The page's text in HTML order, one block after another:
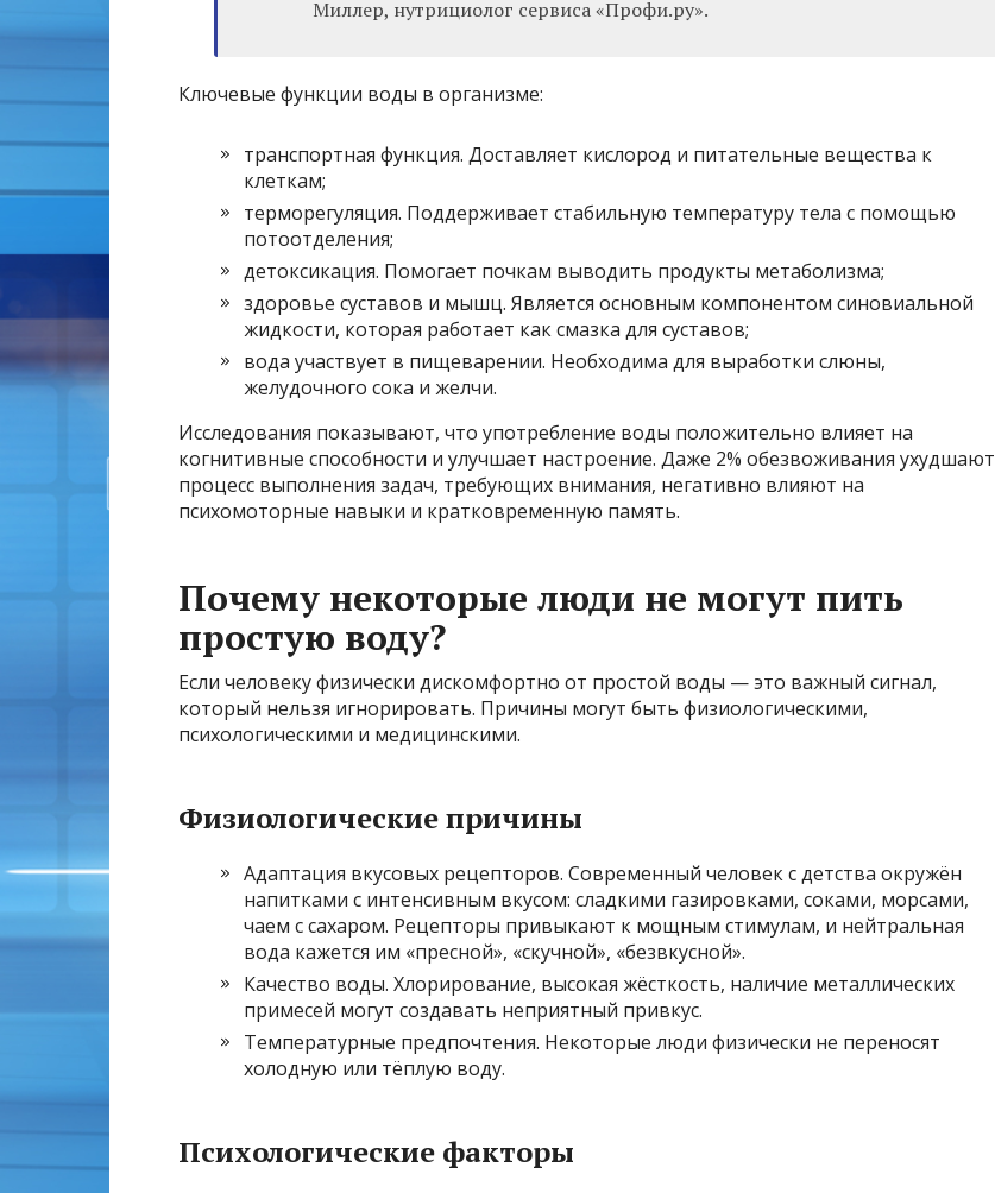
Миллер, нутрициолог сервиса «Профи.ру».
Ключевые функции воды в организме:
транспортная функция. Доставляет кислород и питательные вещества к
клеткам;
терморегуляция. Поддерживает стабильную температуру тела с помощью
потоотделения;
детоксикация. Помогает почкам выводить продукты метаболизма;
здоровье суставов и мышц. Является основным компонентом синовиальной
жидкости, которая работает как смазка для суставов;
вода участвует в пищеварении. Необходима для выработки слюны,
желудочного сока и желчи.
Исследования показывают, что употребление воды положительно влияет на
когнитивные способности и улучшает настроение. Даже 2% обезвоживания ухудшают
процесс выполнения задач, требующих внимания, негативно влияют на
психомоторные навыки и кратковременную память.
Почему некоторые люди не могут пить
простую воду?
Если человеку физически дискомфортно от простой воды — это важный сигнал,
который нельзя игнорировать. Причины могут быть физиологическими,
психологическими и медицинскими.
Физиологические причины
Адаптация вкусовых рецепторов. Современный человек с детства окружён
напитками с интенсивным вкусом: сладкими газировками, соками, морсами,
чаем с сахаром. Рецепторы привыкают к мощным стимулам, и нейтральная
вода кажется им «пресной», «скучной», «безвкусной».
Качество воды. Хлорирование, высокая жёсткость, наличие металлических
примесей могут создавать неприятный привкус.
Температурные предпочтения. Некоторые люди физически не переносят
холодную или тёплую воду.
Психологические факторы